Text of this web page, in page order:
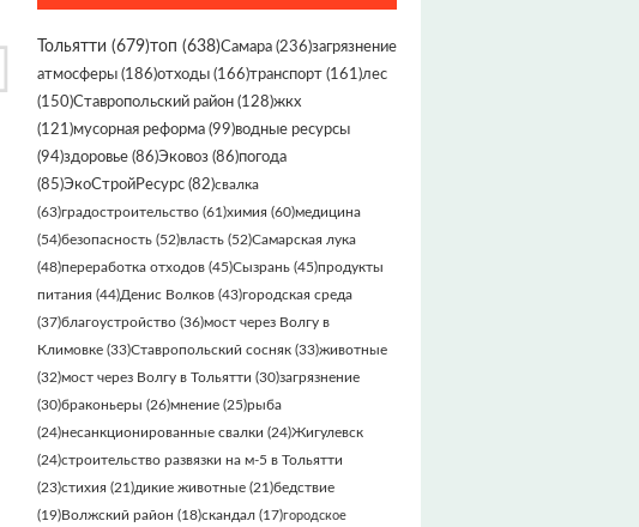
Тольятти (679)топ (638)Самара (236)загрязнение
атмосферы (186)отходы (166)транспорт (161)лес
(150)Ставропольский район (128)жкх
(121)мусорная реформа (99)водные ресурсы
(94)здоровье (86)Эковоз (86)погода
(85)ЭкоСтройРесурс (82)свалка
(63)градостроительство (61)химия (60)медицина
(54)безопасность (52)власть (52)Самарская лука
(48)переработка отходов (45)Сызрань (45)продукты
питания (44)Денис Волков (43)городская среда
(37)благоустройство (36)мост через Волгу в
Климовке (33)Ставропольский сосняк (33)животные
(32)мост через Волгу в Тольятти (30)загрязнение
(30)браконьеры (26)мнение (25)рыба
(24)несанкционированные свалки (24)Жигулевск
(24)строительство развязки на м-5 в Тольятти
(23)стихия (21)дикие животные (21)бедствие
(19)Волжский район (18)скандал (17)городское